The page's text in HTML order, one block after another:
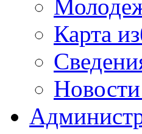
Карта
Новости